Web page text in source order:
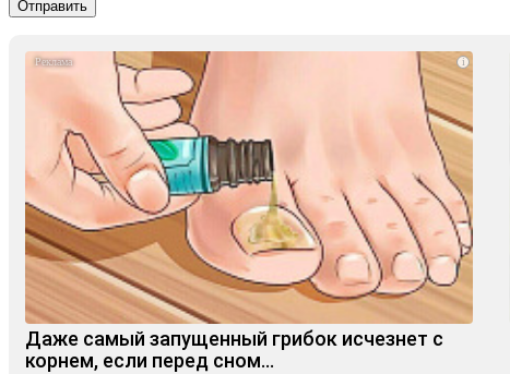
i
Даже самый запущенный грибок исчезнет с
корнем, если перед сном…